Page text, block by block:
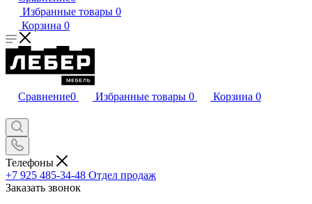
Избранные товары 0
Корзина 0
Сравнение0 Избранные товары 0 Корзина 0
Телефоны
+7 925 485-34-48 Отдел продаж
Заказать звонок